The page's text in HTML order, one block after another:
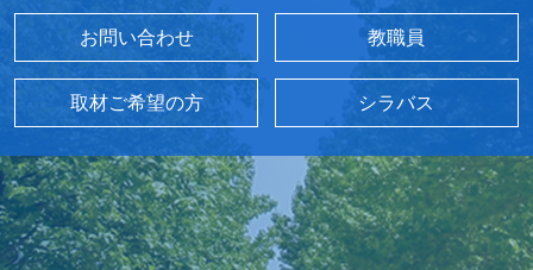
お問い合わせ 教職員
取材ご希望の方 シラバス